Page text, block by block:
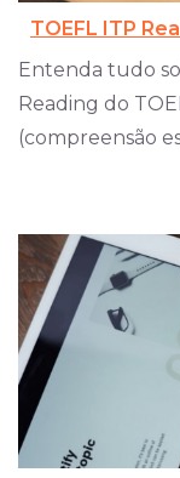
TOEFL ITP
Entenda tudo
Reading do
(compreensão